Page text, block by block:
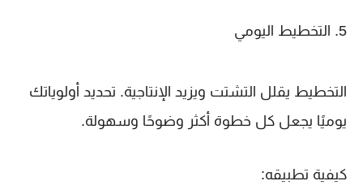
5. التخطيط اليومي
التخطيط يقلل التشتت ويزيد الإنتاجية. تحديد أولوياتك
يوميًا يجعل كل خطوة أكثر وضوحًا وسهولة.
كيفية تطبيقه: